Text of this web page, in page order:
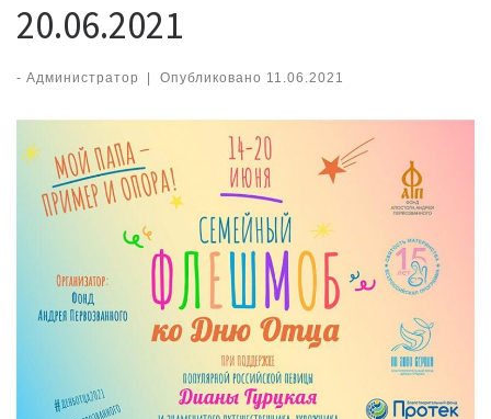
20.06.2021
- Администратор Опубликовано 11.06.2021